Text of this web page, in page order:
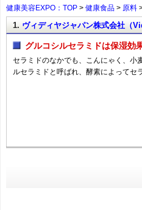
健康美容EXPO：TOP > 健康食品 > 原料
1. ヴィディヤジャパン株式会社（
グルコシルセラミドは保湿効
セラミドのなかでも、こんにゃく、小
ルセラミドと呼ばれ、酵素によってセ